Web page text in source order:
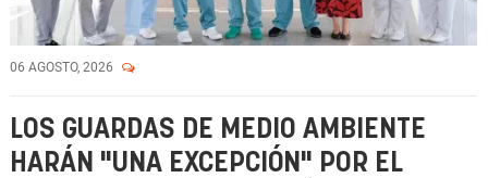
06 AGOSTO, 2026
LOS GUARDAS DE MEDIO AMBIENTE
HARÁN "UNA EXCEPCIÓN" POR EL